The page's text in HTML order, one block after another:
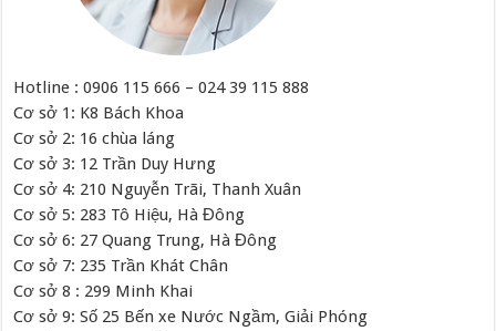
Hotline : 0906 115 666 – 024 39 115 888
Cơ sở 1: K8 Bách Khoa
Cơ sở 2: 16 chùa láng
Cơ sở 3: 12 Trần Duy Hưng
Cơ sở 4: 210 Nguyễn Trãi, Thanh Xuân
Cơ sở 5: 283 Tô Hiệu, Hà Đông
Cơ sở 6: 27 Quang Trung, Hà Đông
Cơ sở 7: 235 Trần Khát Chân
Cơ sở 8 : 299 Minh Khai
Cơ sở 9: Số 25 Bến xe Nước Ngầm, Giải Phóng